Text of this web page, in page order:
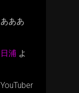
あああ
日浦 よ
YouTuber